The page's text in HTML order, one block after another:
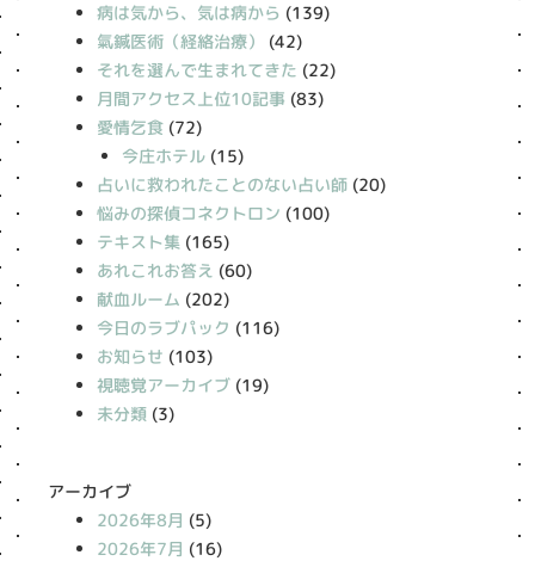
病は気から、気は病から (139)
氣鍼医術（経絡治療）
(42)
それを選んで生まれてきた (22)
月間アクセス上位10記事 (83)
愛情乞食 (72)
今庄ホテル(15)
占いに救われたことのない占い師 (20)
悩みの探偵コネクトロン (100)
テキスト集 (165)
あれこれお答え (60)
献血ルーム (202)
今日のラブパック (116)
お知らせ (103)
視聴覚アーカイブ (19)
未分類 (3)
アーカイブ
2026年8月 (5)
2026年7月 (16)